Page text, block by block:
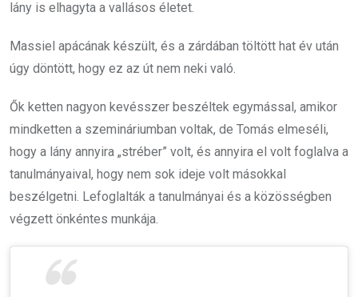
lány is elhagyta a vallásos életet.
Massiel apácának készült, és a zárdában töltött hat év után
úgy döntött, hogy ez az út nem neki való.
Ők ketten nagyon kevésszer beszéltek egymással, amikor
mindketten a szemináriumban voltak, de Tomás elmeséli,
hogy a lány annyira „stréber” volt, és annyira el volt foglalva a
tanulmányaival, hogy nem sok ideje volt másokkal
beszélgetni. Lefoglalták a tanulmányai és a közösségben
végzett önkéntes munkája.